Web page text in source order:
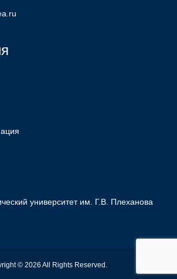
университет им. Г.В. Плеханова
© 2026 All Rights Reserved.